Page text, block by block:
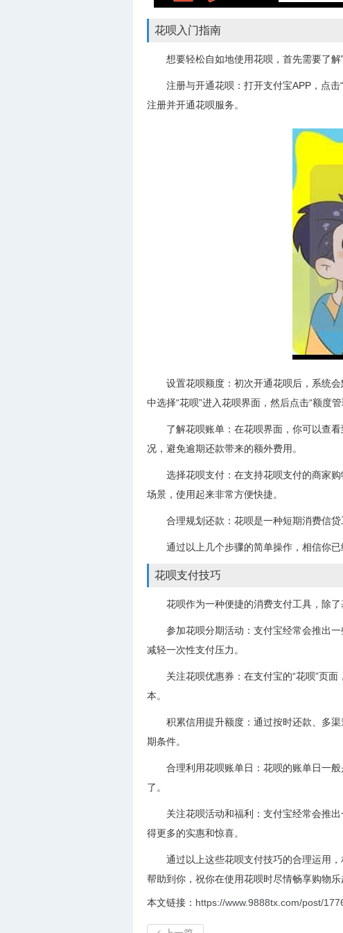
花呗入门指南
想要轻松自如地使用花呗，首先需要了
注册与开通花呗：打开支付宝APP，点
注册并开通花呗服务。
设置花呗额度：初次开通花呗后，系统
中选择“花呗”进入花呗界面，然后点击“额度管
了解花呗账单：在花呗界面，你可以查
况，避免逾期还款带来的额外费用。
选择花呗支付：在支持花呗支付的商家
场景，使用起来非常方便快捷。
合理规划还款：花呗是一种短期消费信
通过以上几个步骤的简单操作，相信你
花呗支付技巧
花呗作为一种便捷的消费支付工具，除
参加花呗分期活动：支付宝经常会推出
减轻一次性支付压力。
关注花呗优惠券：在支付宝的“花呗”页
本。
积累信用提升额度：通过按时还款、多
期条件。
合理利用花呗账单日：花呗的账单日一
了。
关注花呗活动和福利：支付宝经常会推
得更多的实惠和惊喜。
通过以上这些花呗支付技巧的合理运用
帮助到你，祝你在使用花呗时尽情畅享购物乐
本文链接： https://www.9888tx.com/post/